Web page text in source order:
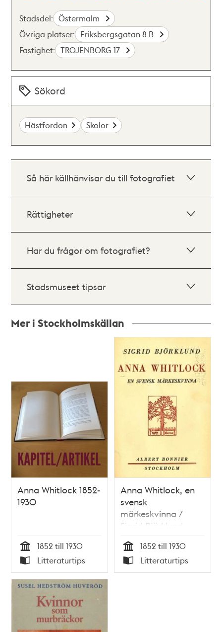
Stadsdel: Östermalm
Övriga platser: Eriksbergsgatan 8 B
Fastighet: TROJENBORG 17
Sökord
Hästfordon Skolor
Så här källhänvisar du till fotografiet
Rättigheter
Har du frågor om fotografiet?
Stadsmuseet tipsar
Mer i Stockholmskällan
Anna Whitlock 1852-
1930
Tid
1852 till 1930
Typ
Litteraturtips
Anna Whitlock, en
svensk
märkeskvinna /
Sigrid Björklund
Tid
1852 till 1930
Typ
Litteraturtips